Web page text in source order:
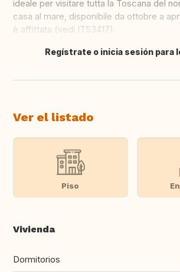
ideale per visitare tutta la Toscana del
casa al mare, disponibile da ottobre a
è affittata (vedi IT53417).
Traducir
Regístrate o inicia sesión para
Ver el listado
Piso
Vivienda
Dormitorios